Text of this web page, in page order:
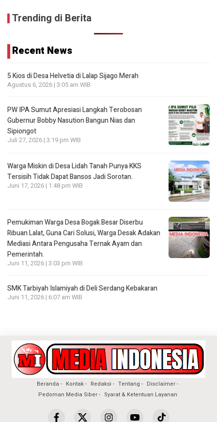
Trending di Berita
Recent News
5 Kios di Desa Helvetia di Lalap Sijago Merah
Agustus 6, 2026 | 3:05 am WIB
PW IPA Sumut Apresiasi Langkah Terobosan
Gubernur Bobby Nasution Bangun Nias dan
Sipiongot
Juli 27, 2026 | 3:19 pm WIB
Warga Miskin di Desa Lidah Tanah Punya KKS
Tersisih Tidak Dapat Bansos Jadi Sorotan.
Juni 17, 2026 | 1:48 pm WIB
Pemukiman Warga Desa Bogak Besar Diserbu
Ribuan Lalat, Guna Cari Solusi, Warga Desak Adakan
Mediasi Antara Pengusaha Ternak Ayam dan
Pemerintah.
Juni 11, 2026 | 3:03 pm WIB
SMK Tarbiyah Islamiyah di Deli Serdang Kebakaran
Juni 11, 2026 | 6:07 am WIB
Beranda Kontak Redaksi Tentang
Disclaimer
Pedoman Media Siber
Syarat & Ketentuan Layanan